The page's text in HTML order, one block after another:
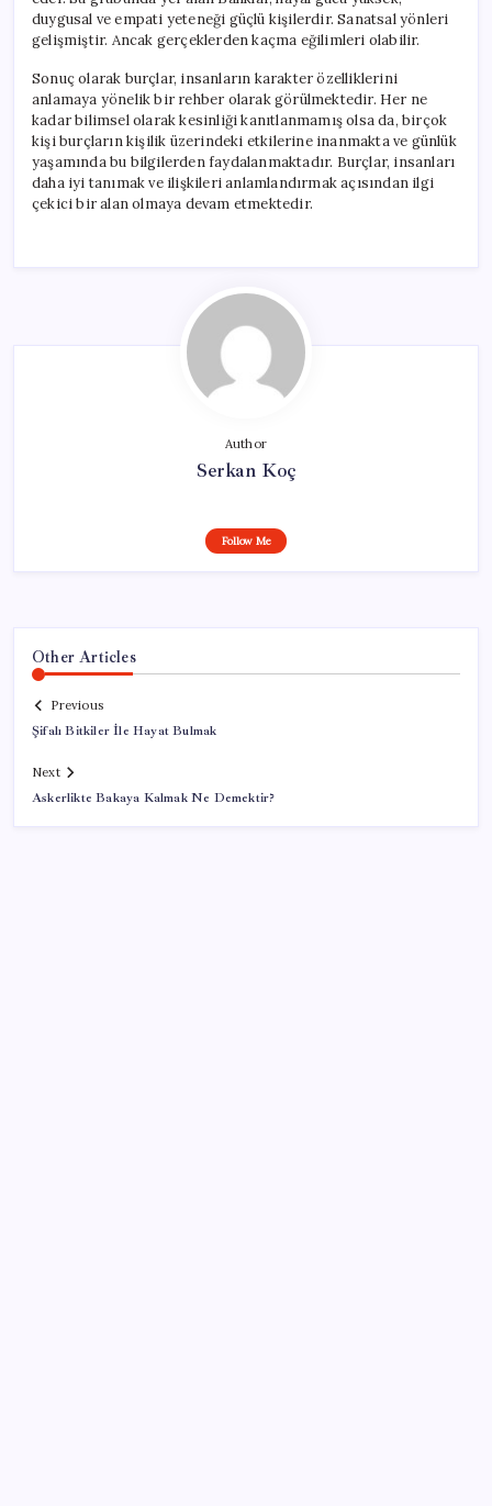
duygusal ve empati yeteneği güçlü kişilerdir. Sanatsal yönleri
gelişmiştir. Ancak gerçeklerden kaçma eğilimleri olabilir.
Sonuç olarak burçlar, insanların karakter özelliklerini
anlamaya yönelik bir rehber olarak görülmektedir. Her ne
kadar bilimsel olarak kesinliği kanıtlanmamış olsa da, birçok
kişi burçların kişilik üzerindeki etkilerine inanmakta ve günlük
yaşamında bu bilgilerden faydalanmaktadır. Burçlar, insanları
daha iyi tanımak ve ilişkileri anlamlandırmak açısından ilgi
çekici bir alan olmaya devam etmektedir.
Author
Serkan Koç
Follow Me
Other Articles
Previous
Şifalı Bitkiler İle Hayat Bulmak
Next
Askerlikte Bakaya Kalmak Ne Demektir?